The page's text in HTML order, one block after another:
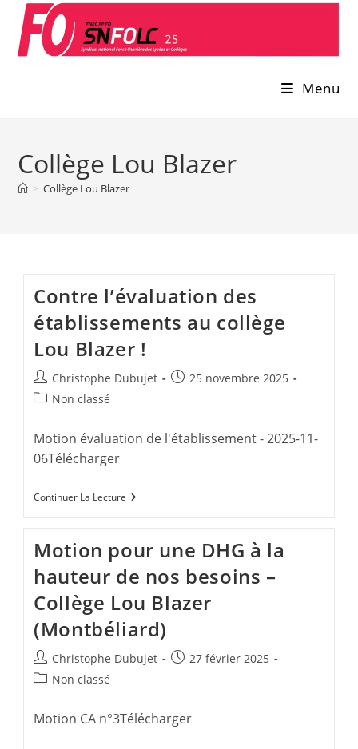
content
Menu
Collège Lou Blazer
> Collège Lou Blazer
Contre l’évaluation des
établissements au collège
Lou Blazer !
Auteur/autrice
de
Christophe Dubujet
Publication
25 novembre 2025
PostNon classé
Motion évaluation de l'établissement - 2025-11-
06Télécharger
Continuer La Lecture Contre
L’évaluation
Au
Collège
Lou
Blazer
!
Motion pour une DHG à la
hauteur de nos besoins –
Collège Lou Blazer
(Montbéliard)
Auteur/autrice
de
Christophe Dubujet
Publication
27 février 2025
PostNon classé
Motion CA n°3Télécharger